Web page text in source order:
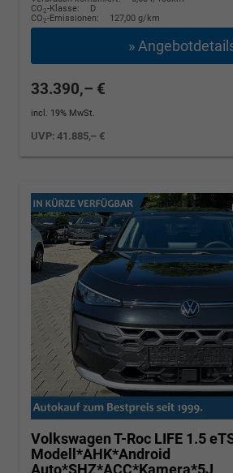
CO2-Klasse:
D
CO2-Emissionen: 127,00 g/km
»
33.390,– €
incl. 19% MwSt.
UVP:41.885,– €
Volkswagen T-Roc LIFE 1.5
Modell*AHK*Android
Auto*SHZ*ACC*Kamera*5J